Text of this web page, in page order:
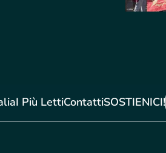
I Più LettiContattiSOSTIENICI!